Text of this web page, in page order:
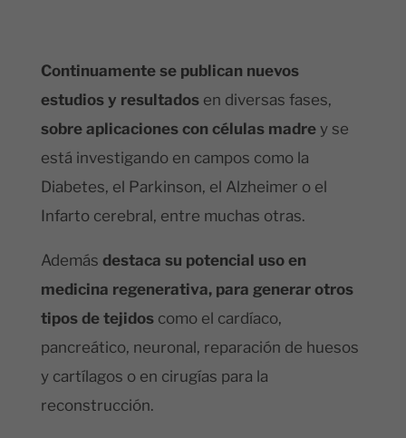
Continuamente se publican nuevos
estudios y resultadosen diversas fases,
sobre aplicaciones con células madrey se
está investigando en campos como la
Diabetes, el Parkinson, el Alzheimer o el
Infarto cerebral, entre muchas otras.
Además destaca su potencial uso en
medicina regenerativa, para generar otros
tipos de tejidoscomo el cardíaco,
pancreático, neuronal, reparación de huesos
y cartílagos o en cirugías para la
reconstrucción.